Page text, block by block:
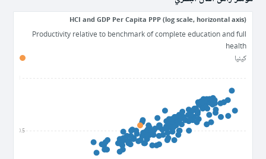
HCI and GDP Per Capita PPP (log scale, horizontal axis)
Productivity relative to benchmark of complete education and full
health
كينيا
0.5